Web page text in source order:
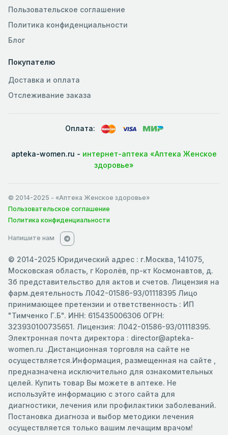
Пользовательское соглашение
Политика конфиденциальности
Блог
Покупателю
Доставка и оплата
Отслеживание заказа
Оплата:
apteka-women.ru - интернет-аптека «Аптека Женское
здоровье»
© 2014-2025 - «Аптека Женское здоровье»
Пользовательское соглашение
Политика конфиденциальности
Напишите нам
© 2014-2025 Юридический адрес : г.Москва, 141075,
Московская область, г Королёв, пр-кт Космонавтов, д.
3б представительство для актов и счетов. Лицензия на
фарм.деятельность Л042-01586-93/01118395 Лицо
принимающее претензии и ответственность : ИП
"Тимченко Г.Б". ИНН: 615435006306 ОГРН:
323930100735651. Лицензия: Л042-01586-93/01118395.
Электронная почта директора : director@apteka-
women.ru .Дистанционная торговля на сайте не
осуществляется.Информация, размещенная на сайте ,
предназначена исключительно для ознакомительных
целей. Купить товар Вы можете в аптеке. Не
используйте информацию с этого сайта для
диагностики, лечения или профилактики заболеваний.
Постановка диагноза и выбор методики лечения
осуществляется только вашим лечащим врачом!